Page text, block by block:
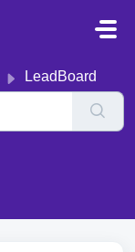
LeadBoard